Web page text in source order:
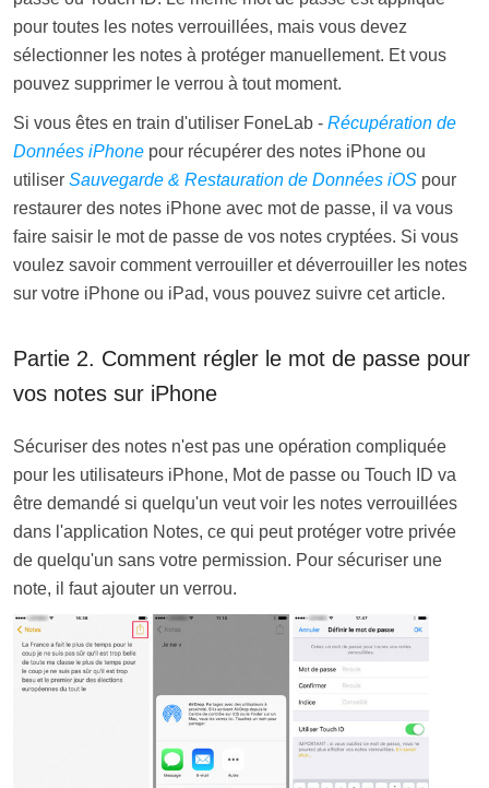
pour toutes les notes verrouillées, mais vous devez
sélectionner les notes à protéger manuellement. Et vous
pouvez supprimer le verrou à tout moment.
Si vous êtes en train d'utiliser FoneLab -Récupération de
Données iPhone pour récupérer des notes iPhone ou
utiliserSauvegarde & Restauration de Données iOS pour
restaurer des notes iPhone avec mot de passe, il va vous
faire saisir le mot de passe de vos notes cryptées. Si vous
voulez savoir comment verrouiller et déverrouiller les notes
sur votre iPhone ou iPad, vous pouvez suivre cet article.
Partie 2. Comment régler le mot de passe pour
vos notes sur iPhone
Sécuriser des notes n'est pas une opération compliquée
pour les utilisateurs iPhone, Mot de passe ou Touch ID va
être demandé si quelqu'un veut voir les notes verrouillées
dans l'application Notes, ce qui peut protéger votre privée
de quelqu'un sans votre permission. Pour sécuriser une
note, il faut ajouter un verrou.